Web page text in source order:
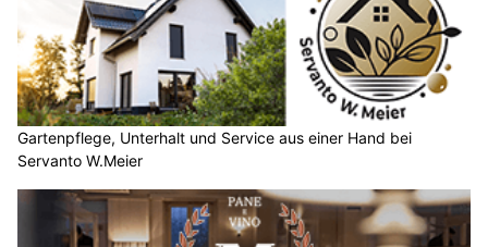
Gartenpflege, Unterhalt und Service aus einer Hand bei
Servanto W.Meier